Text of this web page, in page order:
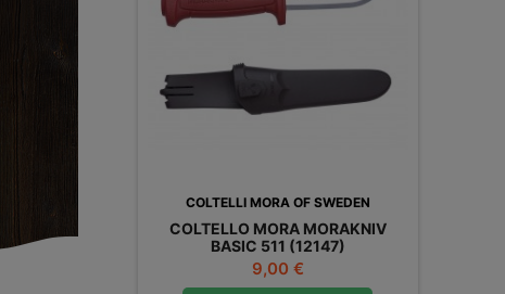
COLTELLI MORA OF SWEDEN
COLTELLO MORA MORAKNIV
BASIC 511 (12147)
Prezzo
9,00 €